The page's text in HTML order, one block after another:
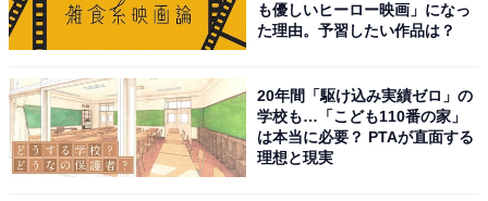
も優しいヒーロー映画」になっ
た理由。予習したい作品は？
20年間「駆け込み実績ゼロ」の
学校も…「こども110番の家」
は本当に必要？ PTAが直面する
理想と現実